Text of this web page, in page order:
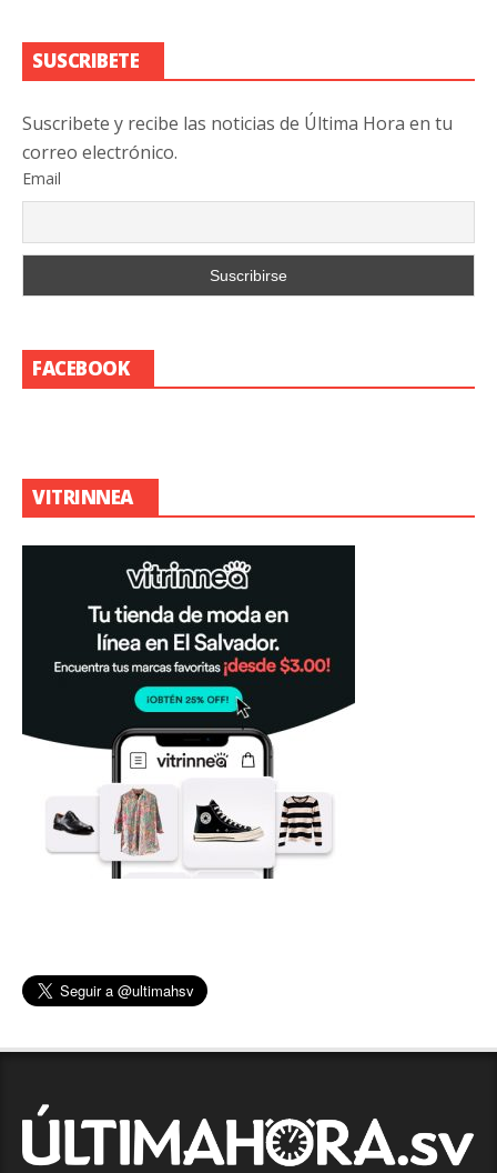
SUSCRIBETE
Suscribete y recibe las noticias de Última Hora en tu
correo electrónico.
Email
FACEBOOK
VITRINNEA